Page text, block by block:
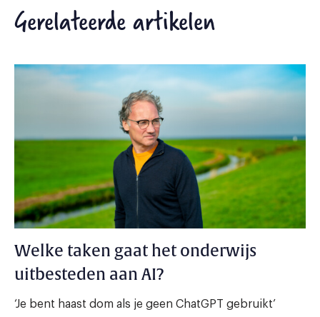
Gerelateerde artikelen
Welke taken gaat het onderwijs
uitbesteden aan AI?
‘Je bent haast dom als je geen ChatGPT gebruikt’